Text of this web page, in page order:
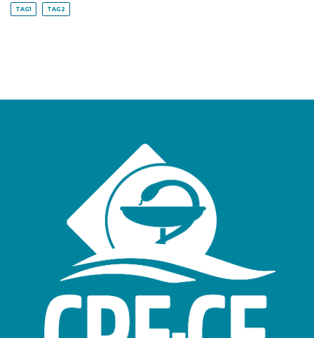
TAG1 TAG2